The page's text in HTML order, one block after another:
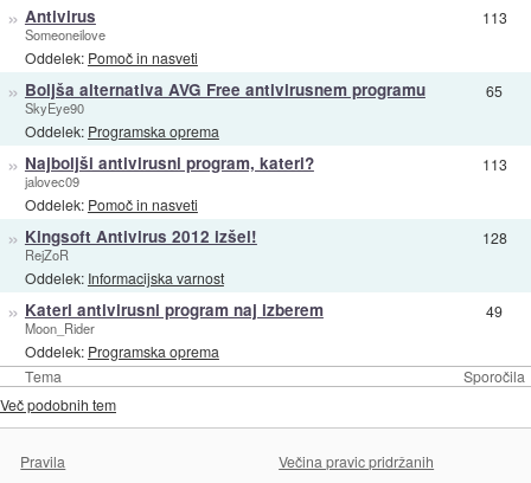
Tema Sporočila
» Antivirus
Someoneilove
Oddelek: Pomoč in nasveti
113
» Boljša alternativa AVG Free antivirusnem programu
SkyEye90
Oddelek: Programska oprema
65
» Najboljši antivirusni program, kateri?
jalovec09
Oddelek: Pomoč in nasveti
113
» Kingsoft Antivirus 2012 izšel!
RejZoR
Oddelek: Informacijska varnost
128
» Kateri antivirusni program naj izberem
Moon_Rider
Oddelek: Programska oprema
49
Več podobnih tem
Pravila Večina pravic pridržanih